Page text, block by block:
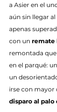
a Asier en el
aún sin llegar
apenas
con un remate
remontada que
en el parqué:
un
irse con mayor
disparo al palo